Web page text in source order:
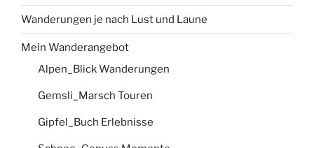
Wanderungen je nach Lust und Laune
Mein Wanderangebot
Alpen_Blick Wanderungen
Gemsli_Marsch Touren
Gipfel_Buch Erlebnisse